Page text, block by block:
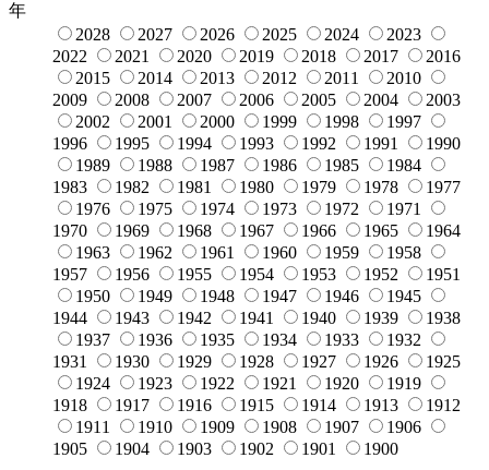
年
2028
2027 2026 2025 2024
2023
2022
2021 2020 2019 2018 2017
2016
2015
2014 2013 2012 2011
2010
2009
2008 2007 2006 2005 2004
2003
2002
2001 2000 1999 1998
1997
1996
1995 1994 1993 1992 1991
1990
1989
1988 1987 1986 1985
1984
1983
1982 1981 1980 1979 1978
1977
1976
1975 1974 1973 1972
1971
1970
1969 1968 1967 1966 1965
1964
1963
1962 1961 1960 1959
1958
1957
1956 1955 1954 1953 1952
1951
1950
1949 1948 1947 1946
1945
1944
1943 1942 1941 1940 1939
1938
1937
1936 1935 1934 1933
1932
1931
1930 1929 1928 1927 1926
1925
1924
1923 1922 1921 1920
1919
1918
1917 1916 1915 1914 1913
1912
1911
1910 1909 1908 1907
1906
1905
1904 1903 1902 1901 1900